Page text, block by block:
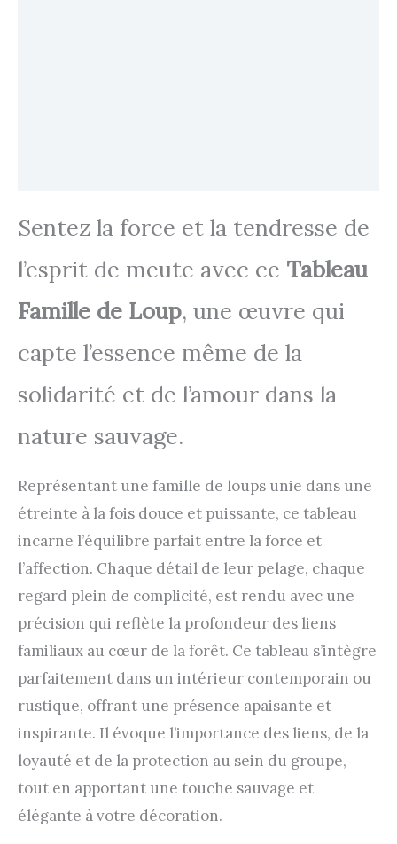
Sentez la force et la tendresse de
l’esprit de meute avec ce Tableau
Famille de Loup, une œuvre qui
capte l’essence même de la
solidarité et de l’amour dans la
nature sauvage.
Représentant une famille de loups unie dans une
étreinte à la fois douce et puissante, ce tableau
incarne l’équilibre parfait entre la force et
l’affection. Chaque détail de leur pelage, chaque
regard plein de complicité, est rendu avec une
précision qui reflète la profondeur des liens
familiaux au cœur de la forêt. Ce tableau s’intègre
parfaitement dans un intérieur contemporain ou
rustique, offrant une présence apaisante et
inspirante. Il évoque l’importance des liens, de la
loyauté et de la protection au sein du groupe,
tout en apportant une touche sauvage et
élégante à votre décoration.